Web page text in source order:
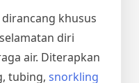
khusus
diri
air. Diterapkan
tubing, snorkling